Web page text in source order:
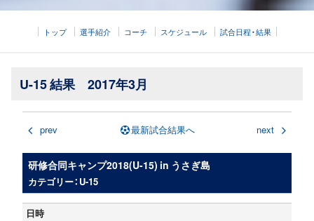
トップ 選手紹介 コーチ スケジュール 試合日程・結果
U-15 結果 2017年3月
prev next
最新試合結果へ
研修合同キャンプ2018(U-15) in うさぎ島
カテゴリー：U-15
日時